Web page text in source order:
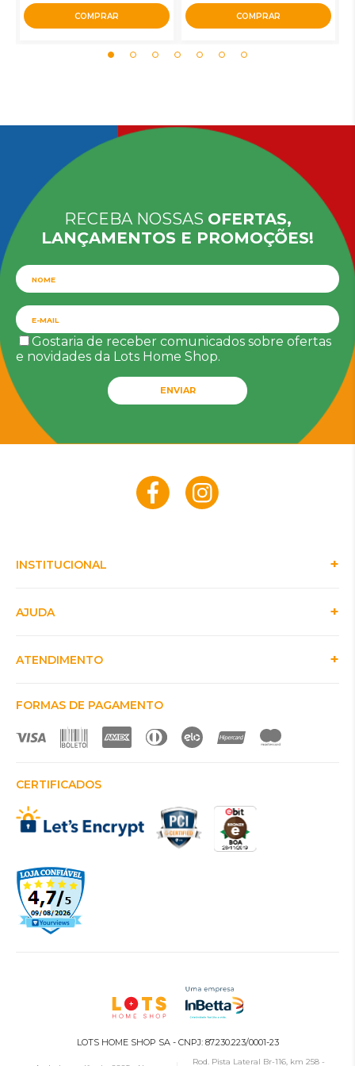
COMPRAR COMPRAR
RECEBA NOSSAS OFERTAS,
LANÇAMENTOS E PROMOÇÕES!
Gostaria de receber comunicados sobre ofertas
e novidades da Lots Home Shop.
ENVIAR
INSTITUCIONAL
AJUDA
ATENDIMENTO
FORMAS DE PAGAMENTO
CERTIFICADOS
LOTS HOME SHOP SA - CNPJ: 87.230.223/0001-23
Rod. Pista Lateral Br-116, km 258 -